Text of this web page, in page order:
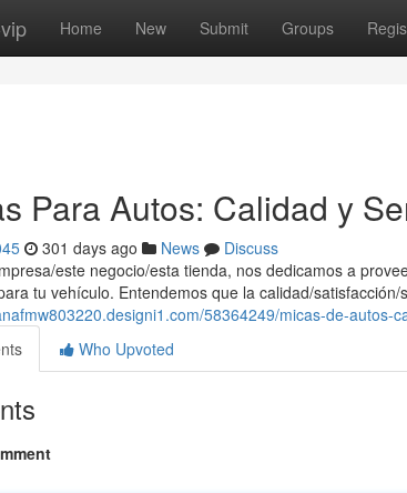
Home New Submit Groups
Para Autos: Calidad y
301 days ago News
Discuss
este negocio/esta tienda, nos dedicamos a
tu vehículo. Entendemos que la calidad/satisfacción/
58364249/micas-de-autos-
Who Upvoted